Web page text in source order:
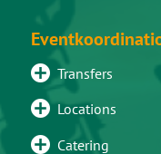
Transfers
Locations
Catering